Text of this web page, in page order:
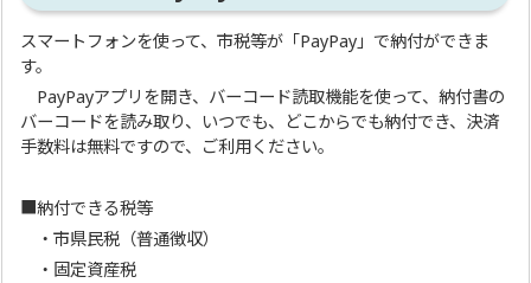
スマートフォンを使って、市税等が「PayPay」で納付ができま
す。
PayPayアプリを開き、バーコード読取機能を使って、納付書の
バーコードを読み取り、いつでも、どこからでも納付でき、決済
手数料は無料ですので、ご利用ください。
■納付できる税等
・市県民税（普通徴収）
・固定資産税